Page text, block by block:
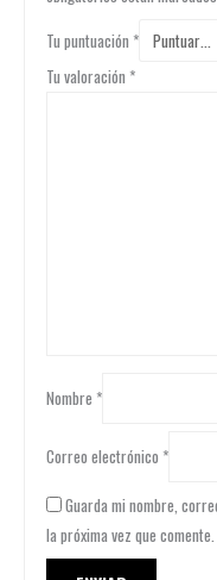
Tu puntuación *
Tu valoración *
Nombre *
Correo electrónico *
Guarda mi nombre,
la próxima vez que comente.